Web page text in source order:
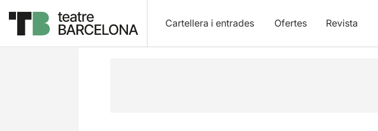
Cartellera i entrades Ofertes Revista